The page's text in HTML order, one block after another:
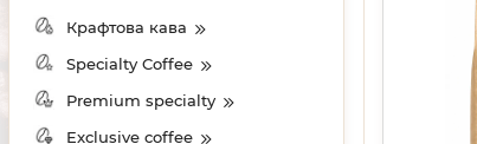
Крафтова кава
Specialty Coffee
Premium specialty
Exclusive coffee